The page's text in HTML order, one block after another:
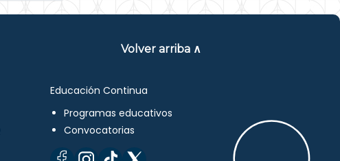
Volver arriba ∧
Educación Continua
Programas educativos
Convocatorias